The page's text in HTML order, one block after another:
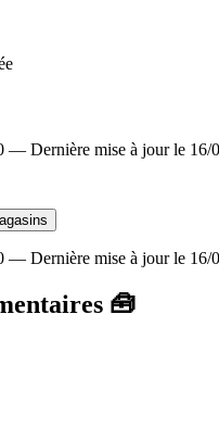
— Dernière mise à jour le 16/
— Dernière mise à jour le 16/
🧰